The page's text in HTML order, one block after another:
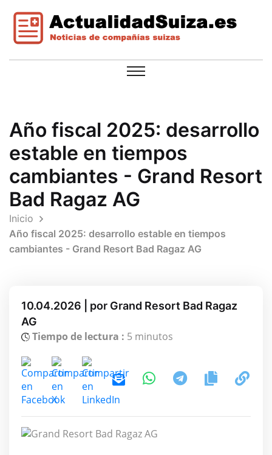
Año fiscal 2025: desarrollo
estable en tiempos
cambiantes - Grand Resort
Bad Ragaz AG
Inicio
Año fiscal 2025: desarrollo estable en tiempos
cambiantes - Grand Resort Bad Ragaz AG
10.04.2026 | por Grand Resort Bad Ragaz
AG
Tiempo de lectura : 5 minutos